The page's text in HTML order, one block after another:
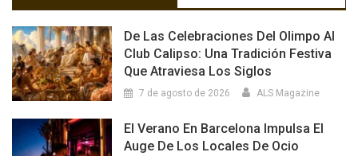
De Las Celebraciones Del Olimpo Al
Club Calipso: Una Tradición Festiva
Que Atraviesa Los Siglos
7 de agosto de 2026 ALS Magazine
El Verano En Barcelona Impulsa El
Auge De Los Locales De Ocio